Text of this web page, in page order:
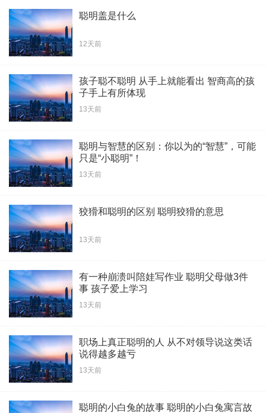
聪明盖是什么
12天前
孩子聪不聪明 从手上就能看出 智商高的孩
子手上有所体现
13天前
聪明与智慧的区别：你以为的“智慧”，可能
只是“小聪明”！
13天前
狡猾和聪明的区别 聪明狡猾的意思
13天前
有一种崩溃叫陪娃写作业 聪明父母做3件
事 孩子爱上学习
13天前
职场上真正聪明的人 从不对领导说这类话
说得越多越亏
13天前
聪明的小白兔的故事 聪明的小白兔寓言故